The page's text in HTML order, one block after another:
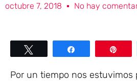
octubre 7, 2018 No hay
Compartir
Por un tiempo nos estuvimos